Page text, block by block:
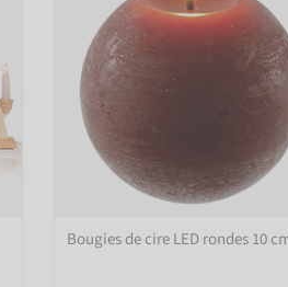
Bougies de cire LED rondes 10